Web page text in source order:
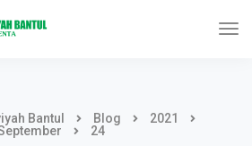
Bantul Blog
2021
24